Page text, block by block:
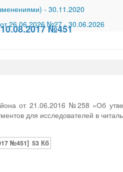
- 30.11.2020
от 26.06.2026 №27-30.06.2026
№451
от 21.06.2016 №258 «Об
для исследователей в
№451] 53 Кб